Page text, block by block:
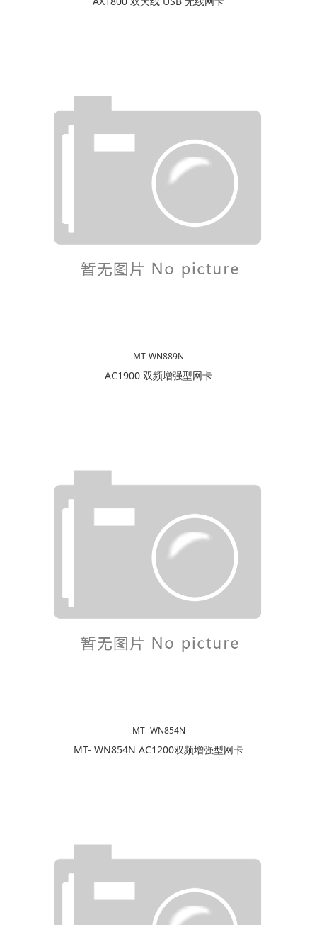
MT-WN889N
AC1900 双频增强型网卡
MT- WN854N
MT- WN854N AC1200双频增强型网卡